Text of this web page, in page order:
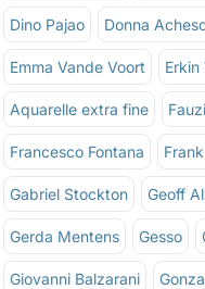
Dino Pajao Donna
Emma Vande Voort Erkin
Aquarelle extra fine
Francesco Fontana
Gabriel Stockton Geoff
Gerda Mentens Gesso
Giovanni Balzarani